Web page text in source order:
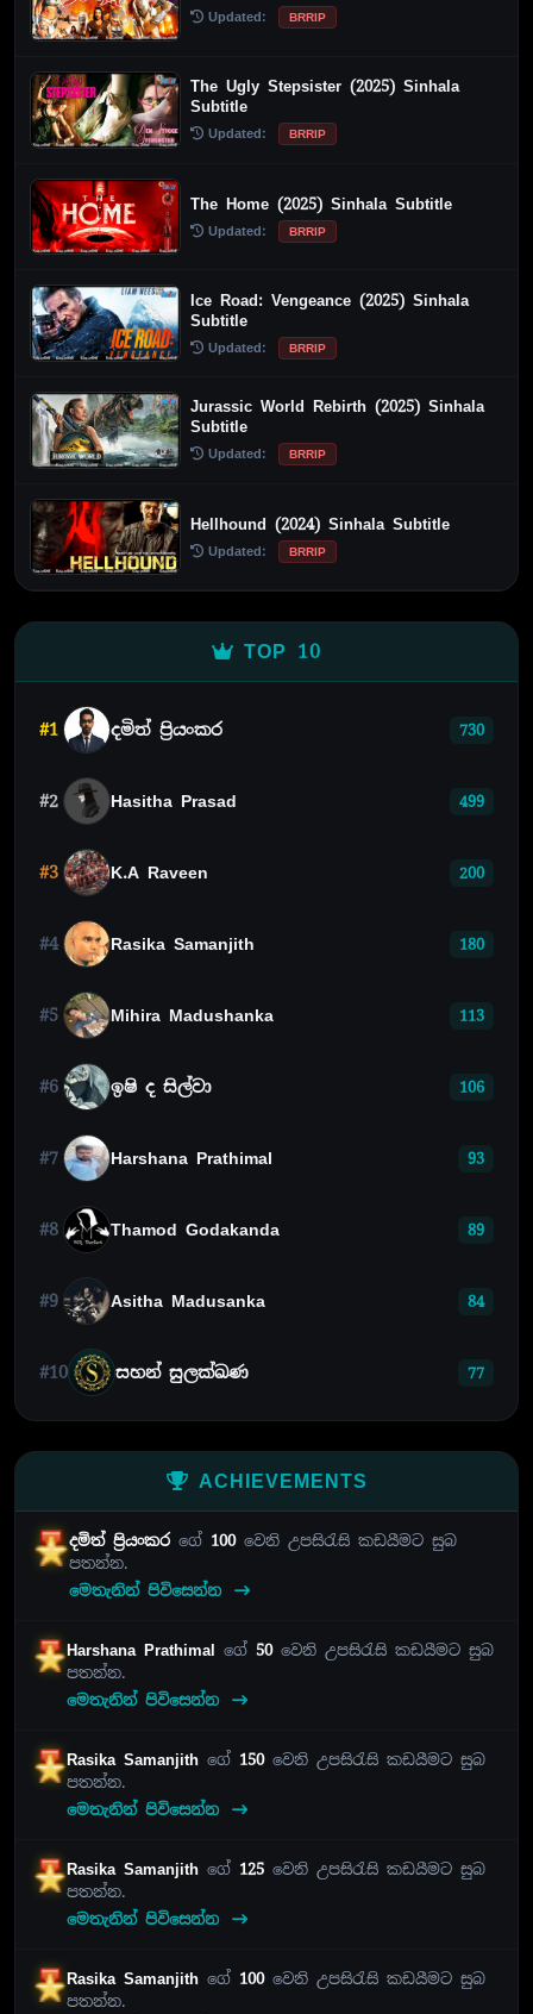
Updated: BRRIP
The Ugly Stepsister (2025) Sinhala
Subtitle
Updated: BRRIP
The Home (2025) Sinhala Subtitle
Updated: BRRIP
Ice Road: Vengeance (2025) Sinhala
Subtitle
Updated: BRRIP
Jurassic World Rebirth (2025) Sinhala
Subtitle
Updated: BRRIP
Hellhound (2024) Sinhala Subtitle
Updated: BRRIP
TOP 10
#1 දමිත් ප්‍රියංකර 730
#2 Hasitha Prasad 499
#3 K.A Raveen 200
#4 Rasika Samanjith 180
#5 Mihira Madushanka 113
#6 ඉෂි ද සිල්වා 106
#7 Harshana Prathimal 93
#8 Thamod Godakanda 89
#9 Asitha Madusanka 84
#10 සහන් සුලක්ඛණ 77
ACHIEVEMENTS
දමිත් ප්‍රියංකරගේ 100වෙනි උපසිරැසි කඩයීමට සුබ
පතන්න.
මෙතැනින් පිවිසෙන්න
Harshana Prathimal ගේ 50වෙනි උපසිරැසි කඩයීමට සුබ
පතන්න.
මෙතැනින් පිවිසෙන්න
Rasika Samanjithගේ 150වෙනි උපසිරැසි කඩයීමට සුබ
පතන්න.
මෙතැනින් පිවිසෙන්න
Rasika Samanjithගේ 125 වෙනි උපසිරැසි කඩයීමට සුබ
පතන්න.
මෙතැනින් පිවිසෙන්න
Rasika Samanjithගේ 100වෙනි උපසිරැසි කඩයීමට සුබ
පතන්න.